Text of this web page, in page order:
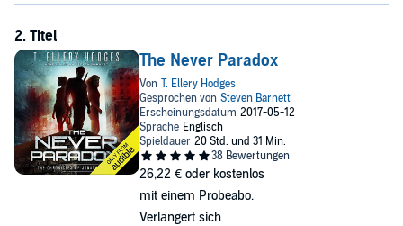
The Never Paradox
26,22 € oder kostenlos
mit einem Probeabo.
Verlängert sich